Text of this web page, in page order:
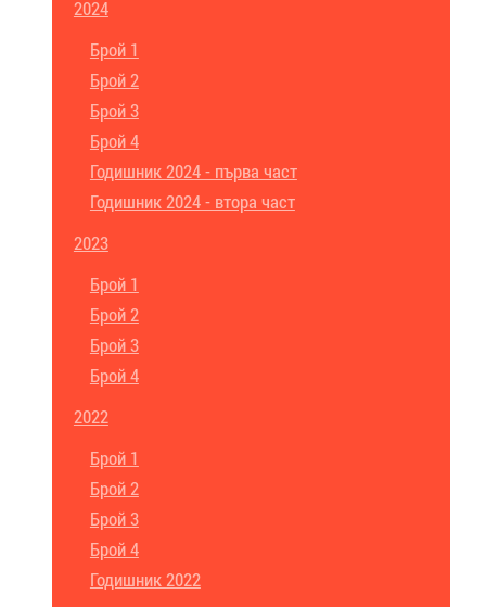
2024
Брой 1
Брой 2
Брой 3
Брой 4
Годишник 2024 - първа част
Годишник 2024 - втора част
2023
Брой 1
Брой 2
Брой 3
Брой 4
2022
Брой 1
Брой 2
Брой 3
Брой 4
Годишник 2022